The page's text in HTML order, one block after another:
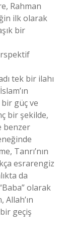
Rahman
ilk olarak
bir
tek bir ilahı
güç ve
bir şekilde,
benzer
Tanrı’nın
esrarengiz
da
olarak
geçiş